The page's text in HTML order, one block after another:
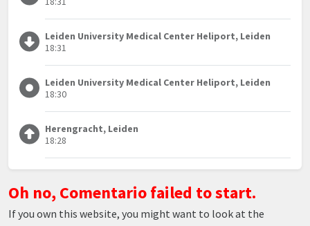
Leiden University Medical Center Heliport, Leiden
18:31
Leiden University Medical Center Heliport, Leiden
18:30
Herengracht, Leiden
18:28
Oh no, Comentario failed to start.
If you own this website, you might want to look at the